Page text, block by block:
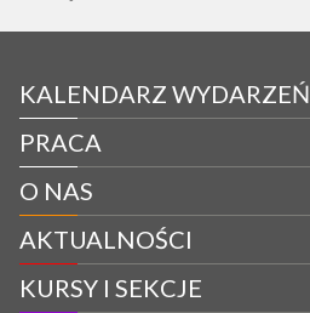
KALENDARZ WYDARZEŃ
PRACA
O NAS
AKTUALNOŚCI
KURSY I SEKCJE